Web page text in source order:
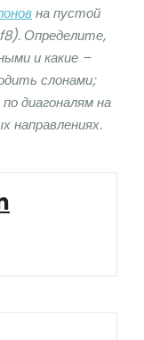
на пустой
Определите,
и какие –
слонами;
диагоналям на
направлениях.